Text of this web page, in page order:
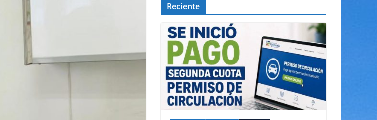
Reciente